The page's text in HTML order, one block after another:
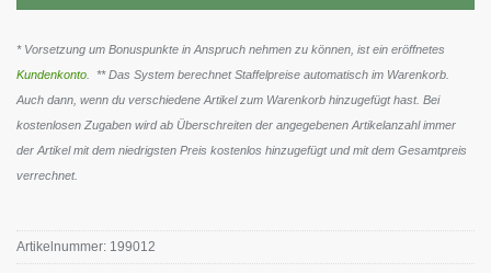
* Vorsetzung um Bonuspunkte in Anspruch nehmen zu können, ist ein eröffnetes
Kundenkonto . ** Das System berechnet Staffelpreise automatisch im Warenkorb.
Auch dann, wenn du verschiedene Artikel zum Warenkorb hinzugefügt hast. Bei
kostenlosen Zugaben wird ab Überschreiten der angegebenen Artikelanzahl immer
der Artikel mit dem niedrigsten Preis kostenlos hinzugefügt und mit dem Gesamtpreis
verrechnet.
Artikelnummer: 199012